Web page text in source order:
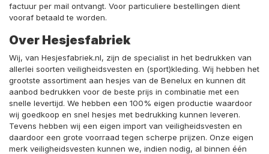
factuur per mail ontvangt. Voor particuliere bestellingen dient
vooraf betaald te worden.
Over Hesjesfabriek
Wij, van Hesjesfabriek.nl, zijn de specialist in het bedrukken van
allerlei soorten veiligheidsvesten en (sport)kleding. Wij hebben het
grootste assortiment aan hesjes van de Benelux en kunnen dit
aanbod bedrukken voor de beste prijs in combinatie met een
snelle levertijd. We hebben een 100% eigen productie waardoor
wij goedkoop en snel hesjes met bedrukking kunnen leveren.
Tevens hebben wij een eigen import van veiligheidsvesten en
daardoor een grote voorraad tegen scherpe prijzen. Onze eigen
merk veiligheidsvesten kunnen we, indien nodig, al binnen één